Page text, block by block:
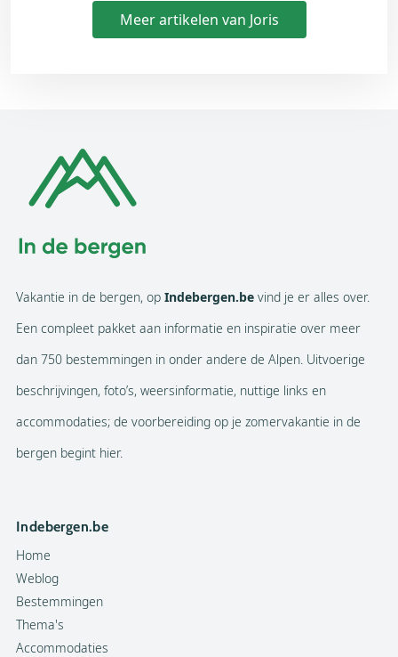
Meer artikelen van Joris
Vakantie in de bergen, op Indebergen.be vind je er alles over.
Een compleet pakket aan informatie en inspiratie over meer
dan 750 bestemmingen in onder andere de Alpen. Uitvoerige
beschrijvingen, foto’s, weersinformatie, nuttige links en
accommodaties; de voorbereiding op je zomervakantie in de
bergen begint hier.
Indebergen.be
Home
Weblog
Bestemmingen
Thema's
Accommodaties